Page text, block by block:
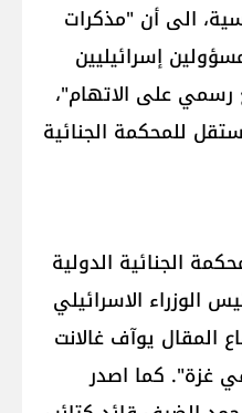
الى أن "مذكرات
إسرائيليين
على الاتهام"،
للمحكمة الجنائية
الجنائية الدولية
الوزراء الاسرائيلي
المقال يوآف غالانت
غزة". كما اصدر